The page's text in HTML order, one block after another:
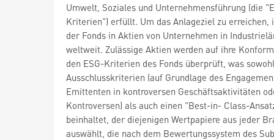
Umwelt, Soziales und Unternehmensführung (die
Kriterien") erfüllt. Um das Anlageziel zu erreichen,
der Fonds in Aktien von Unternehmen in
weltweit. Zulässige Aktien werden auf ihre
den ESG-Kriterien des Fonds überprüft, was sowohl
Ausschlusskriterien (auf Grundlage des
Emittenten in kontroversen Geschäftsaktivitäten
Kontroversen) als auch einen "Best-in- Class-
beinhaltet, der diejenigen Wertpapiere aus jeder
auswählt, die nach dem Bewertungssystem des